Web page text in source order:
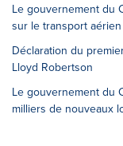
Le gouvernement du
sur le transport
Déclaration du
Lloyd Robertson
Le gouvernement du
milliers de nouveaux